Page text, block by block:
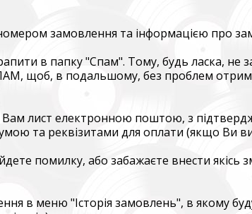
замовлення та інформацією про
в папку "Спам". Тому, будь ласка, не
щоб, в подальшому, без проблем
Вам лист електронною поштою, з
та реквізитами для оплати (якщо Ви
помилку, або забажаєте внести якісь
в меню "Історія замовлень", в якому
«АЗОВ», а
Forces Regiment,